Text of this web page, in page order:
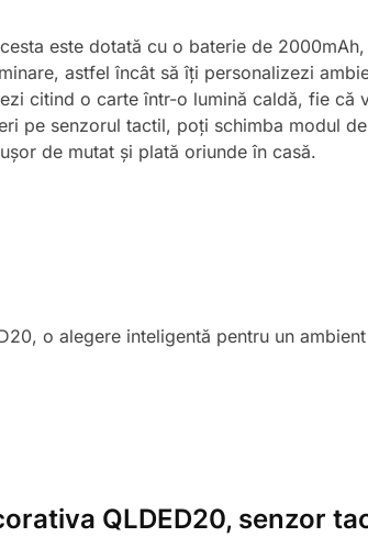
este dotată cu o baterie de
astfel încât să îți personalizezi
citind o carte într-o lumină caldă, fie că
pe senzorul tactil, poți schimba modul
de mutat și plată oriunde în casă.
o alegere inteligentă pentru un
QLDED20, senzor